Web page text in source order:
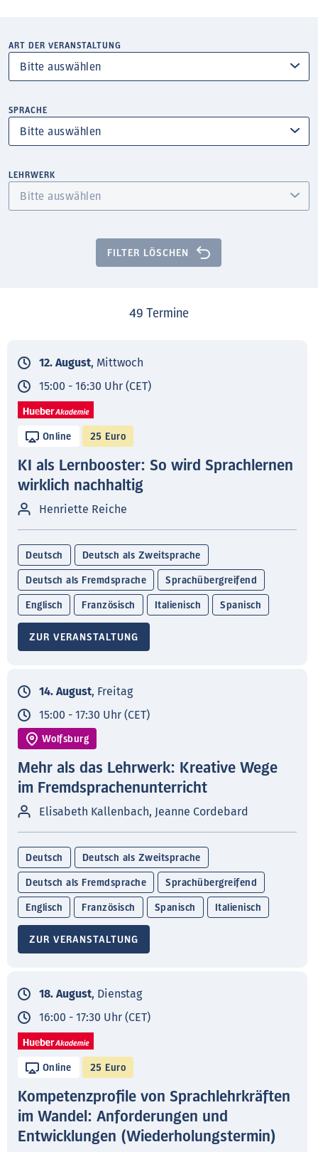
ART DER VERANSTALTUNG
SPRACHE
LEHRWERK
FILTER LÖSCHEN
49 Termine
12. August, Mittwoch
15:00 - 16:30 Uhr (CET)
Online 25 Euro
KI als Lernbooster: So wird Sprachlernen
wirklich nachhaltig
Henriette Reiche
Deutsch Deutsch als Zweitsprache
Deutsch als Fremdsprache Sprachübergreifend
Englisch Französisch Italienisch Spanisch
ZUR VERANSTALTUNG
14. August, Freitag
15:00 - 17:30 Uhr (CET)
Wolfsburg
Mehr als das Lehrwerk: Kreative Wege
im Fremdsprachenunterricht
Elisabeth Kallenbach, Jeanne Cordebard
Deutsch Deutsch als Zweitsprache
Deutsch als Fremdsprache Sprachübergreifend
Englisch Französisch Spanisch Italienisch
ZUR VERANSTALTUNG
18. August, Dienstag
16:00 - 17:30 Uhr (CET)
Online 25 Euro
Kompetenzprofile von Sprachlehrkräften
im Wandel: Anforderungen und
Entwicklungen (Wiederholungstermin)